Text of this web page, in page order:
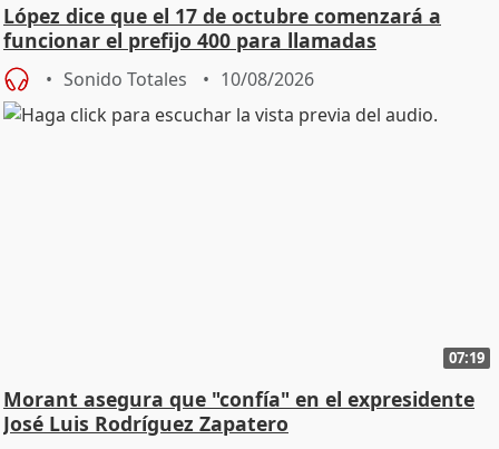
López dice que el 17 de octubre comenzará a
funcionar el prefijo 400 para llamadas
comerciales
Sonido Totales 10/08/2026
07:19
Morant asegura que "confía" en el expresidente
José Luis Rodríguez Zapatero